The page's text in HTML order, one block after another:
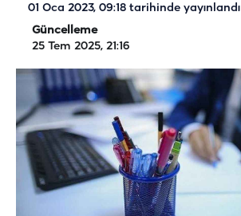
01 Oca 2023, 09:18 tarihinde yayınlandı
Güncelleme
25 Tem 2025, 21:16